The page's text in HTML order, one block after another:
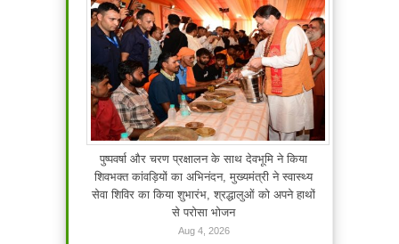
पुष्पवर्षा और चरण प्रक्षालन के साथ देवभूमि ने किया
शिवभक्त कांवड़ियों का अभिनंदन, मुख्यमंत्री ने स्वास्थ्य
सेवा शिविर का किया शुभारंभ, श्रद्धालुओं को अपने हाथों
से परोसा भोजन
Aug 4, 2026